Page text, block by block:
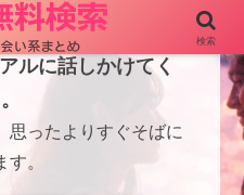
ルに話しかけてく
思ったよりすぐそばに
。
検索